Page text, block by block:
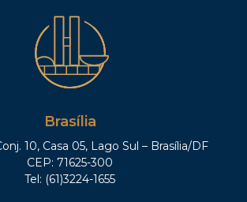
Brasília
10, Casa 05, Lago Sul – Brasília/DF
CEP: 71625-300
Tel: (61)3224-1655